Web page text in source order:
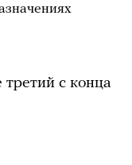
с конца